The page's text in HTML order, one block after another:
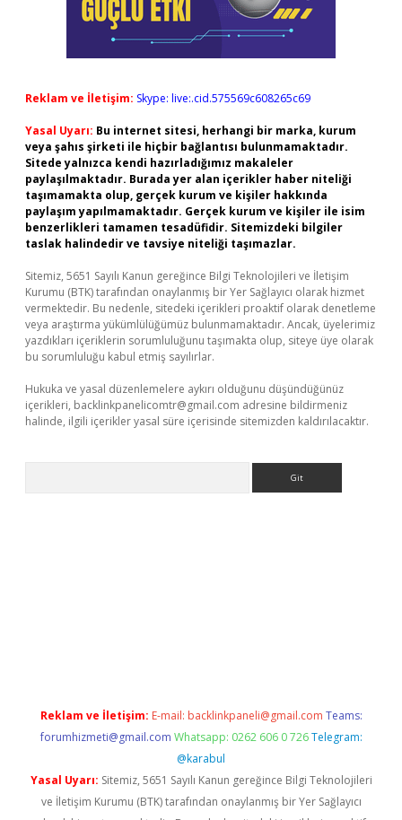
Reklam ve İletişim: Skype: live:.cid.575569c608265c69
Yasal Uyarı: Bu internet sitesi, herhangi bir marka, kurum
veya şahıs şirketi ile hiçbir bağlantısı bulunmamaktadır.
Sitede yalnızca kendi hazırladığımız makaleler
paylaşılmaktadır. Burada yer alan içerikler haber niteliği
taşımamakta olup, gerçek kurum ve kişiler hakkında
paylaşım yapılmamaktadır. Gerçek kurum ve kişiler ile isim
benzerlikleri tamamen tesadüfidir. Sitemizdeki bilgiler
taslak halindedir ve tavsiye niteliği taşımazlar.
Sitemiz, 5651 Sayılı Kanun gereğince Bilgi Teknolojileri ve İletişim
Kurumu (BTK) tarafından onaylanmış bir Yer Sağlayıcı olarak hizmet
vermektedir. Bu nedenle, sitedeki içerikleri proaktif olarak denetleme
veya araştırma yükümlülüğümüz bulunmamaktadır. Ancak, üyelerimiz
yazdıkları içeriklerin sorumluluğunu taşımakta olup, siteye üye olarak
bu sorumluluğu kabul etmiş sayılırlar.
Hukuka ve yasal düzenlemelere aykırı olduğunu düşündüğünüz
içerikleri, backlinkpanelicomtr@gmail.com adresine bildirmeniz
halinde, ilgili içerikler yasal süre içerisinde sitemizden kaldırılacaktır.
Reklam ve İletişim: E-mail: backlinkpaneli@gmail.com Teams:
forumhizmeti@gmail.com Whatsapp: 0262 606 0 726 Telegram:
@karabul
Yasal Uyarı: Sitemiz, 5651 Sayılı Kanun gereğince Bilgi Teknolojileri
ve İletişim Kurumu (BTK) tarafından onaylanmış bir Yer Sağlayıcı